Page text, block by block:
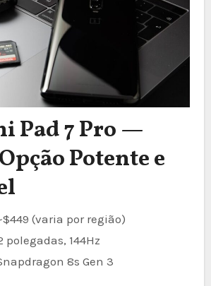
Pad 7 Pro —
Potente e
(varia por região)
polegadas, 144Hz
8s Gen 3